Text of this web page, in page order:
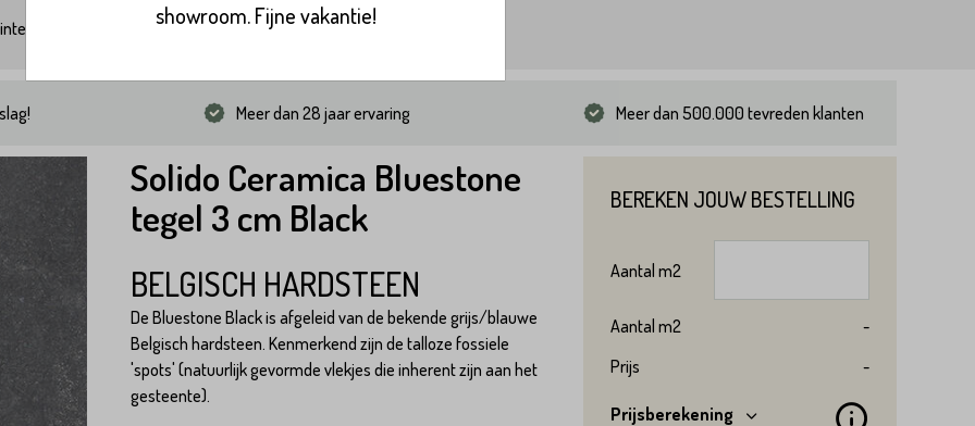
90x90 Solido Ceramica Bluestone tegel 3 cm Black
Meer dan 28 jaar ervaring Meer dan 500.000 tevreden klanten
Solido Ceramica Bluestone
tegel 3 cm Black
BELGISCH HARDSTEEN
De Bluestone Black is afgeleid van de bekende grijs/blauwe
Belgisch hardsteen. Kenmerkend zijn de talloze fossiele
'spots' (natuurlijk gevormde vlekjes die inherent zijn aan het
gesteente).
BEREKEN JOUW BESTELLING
Aantal m2
Aantal m2
-
Prijs
-
Prijsberekening
showroom. Fijne vakantie!